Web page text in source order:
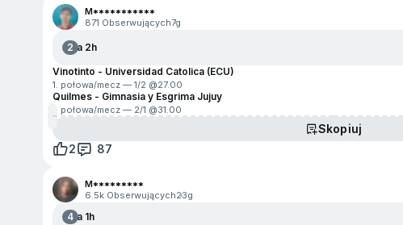
M***********
871 Obserwujących7g
2Za 2h
Vinotinto - Universidad Catolica (ECU)
1. połowa/mecz — 1/2 @27.00
Quilmes - Gimnasia y Esgrima Jujuy
1. połowa/mecz — 2/1 @31.00
Skopiuj
2
87
M*********
6.5k Obserwujących23g
4Za 1h